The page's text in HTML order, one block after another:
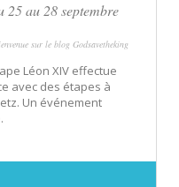
25 au 28 septembre
sur le blog Godsavetheking
Léon XIV effectue
avec des étapes à
Un événement